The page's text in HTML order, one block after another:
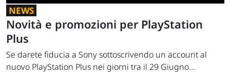
NEWS
Novità e promozioni per PlayStation
Plus
Se darete fiducia a Sony sottoscrivendo un account al
nuovo PlayStation Plus nei giorni tra il 29 Giugno...